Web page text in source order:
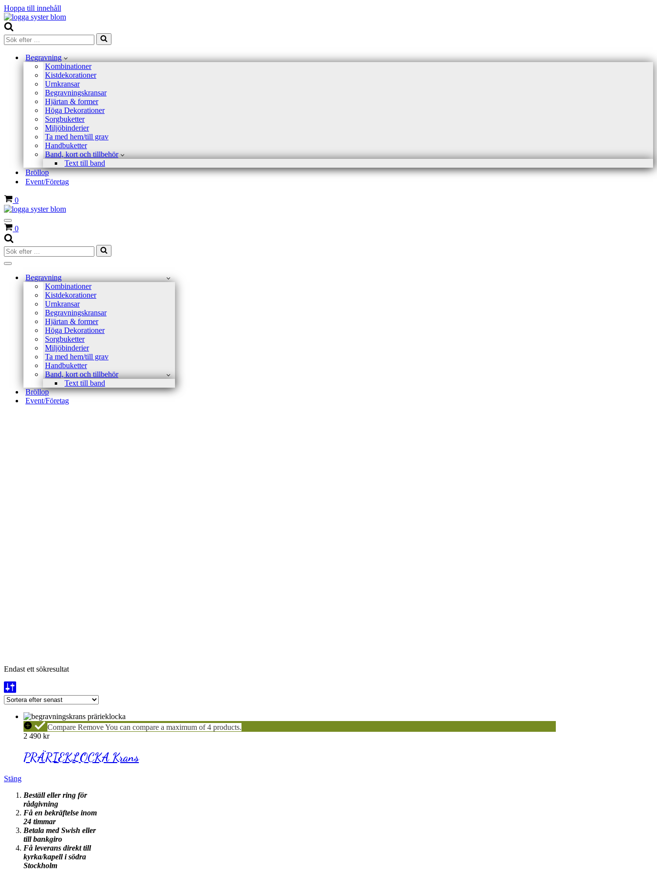
Hoppa till innehåll
Sök
efter
Begravning
Kombinationer
Kistdekorationer
Urnkransar
Begravningskransar
Hjärtan & former
Höga Dekorationer
Sorgbuketter
Miljöbinderier
Ta med hem/till grav
Handbuketter
Band, kort och tillbehör
Text till band
Bröllop
Event/Företag
Varukorg
0
Navigeringsmeny
Varukorg
0
Sök
efter
…Navigeringsmeny
Begravning
Kombinationer
Kistdekorationer
Urnkransar
Begravningskransar
Hjärtan & former
Höga Dekorationer
Sorgbuketter
Miljöbinderier
Ta med hem/till grav
Handbuketter
Band, kort och tillbehör
Text till band
Bröllop
Event/Företag
Endast ett sökresultat
PRÄRIEKLOCKA
Krans
CompareRemoveYou can compare a maximum of 4 products.
2 490 kr
PRÄRIEKLOCKA Krans
Stäng
Beställ eller ring för
rådgivning
Få en bekräftelse inom
24 timmar
Betala med Swish eller
till bankgiro
Få leverans direkt till
kyrka/kapell i södra
Stockholm